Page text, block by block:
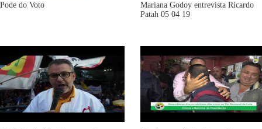
Pode do Voto
Mariana Godoy entrevista Ricardo
Patah 05 04 19